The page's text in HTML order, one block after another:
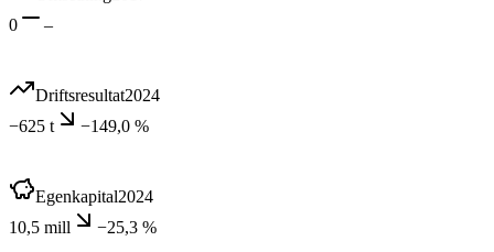
0
–
Driftsresultat2024
−625 t
−149,0 %
Egenkapital2024
10,5 mill
−25,3 %